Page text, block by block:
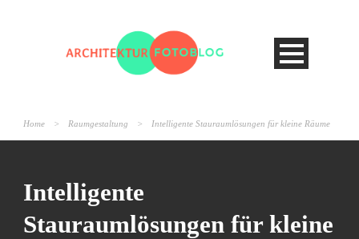
Home > Raumgestaltung > Intelligente Stauraumlösungen für kleine Räume
Intelligente
Stauraumlösungen für kleine